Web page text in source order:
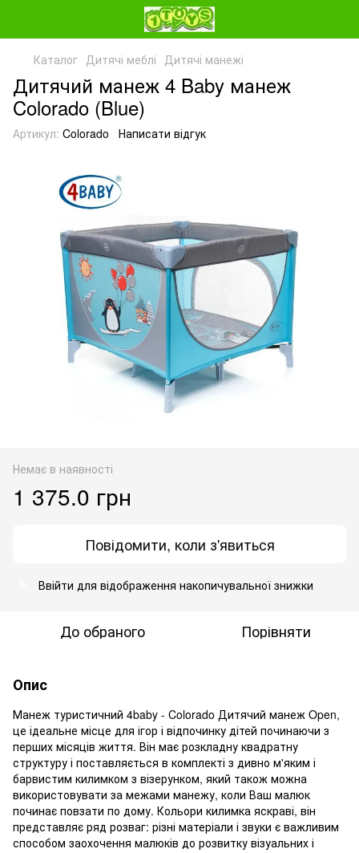
Каталог Дитячі меблі Дитячі манежі
Дитячий манеж 4 Baby манеж
Colorado (Blue)
Артикул: Colorado Написати відгук
Немає в наявності
1 375.0 грн
Повідомити, коли з'явиться
Ввійти для відображення накопичувальної знижки
До обраного Порівняти
Опис
Манеж туристичний 4baby - Colorado Дитячий манеж Open,
це ідеальне місце для ігор і відпочинку дітей починаючи з
перших місяців життя. Він має розкладну квадратну
структуру і поставляється в комплекті з дивно м'яким і
барвистим килимком з візерунком, який також можна
використовувати за межами манежу, коли Ваш малюк
починає повзати по дому. Кольори килимка яскраві, він
представляє ряд розваг: різні матеріали і звуки є важливим
способом заохочення малюків до розвитку візуальних і